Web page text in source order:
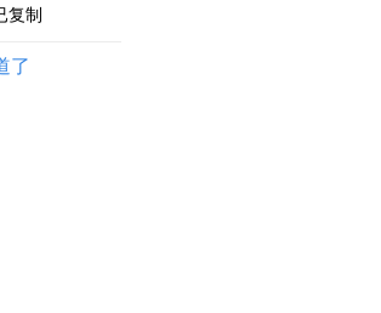
复制
了